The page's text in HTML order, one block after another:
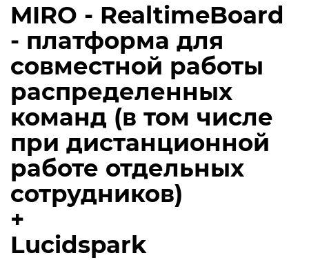
MIRO - RealtimeBoard
- платформа для
совместной работы
распределенных
команд (в том числе
при дистанционной
работе отдельных
сотрудников)
+
Lucidspark